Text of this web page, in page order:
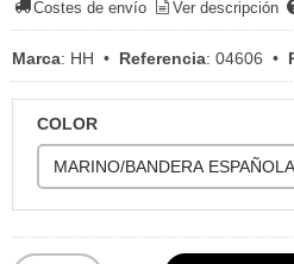
Costes de envío Ver descripción
Marca: HH • Referencia: 04606 •
COLOR